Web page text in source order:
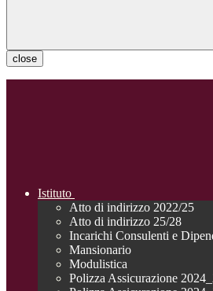
close
Istituto
Atto di indirizzo 2022/25
Atto di indirizzo 25/28
Incarichi Consulenti e
Mansionario
Modulistica
Polizza Assicurazione